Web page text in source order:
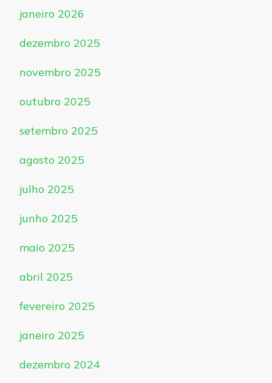
janeiro 2026
dezembro 2025
novembro 2025
outubro 2025
setembro 2025
agosto 2025
julho 2025
junho 2025
maio 2025
abril 2025
fevereiro 2025
janeiro 2025
dezembro 2024